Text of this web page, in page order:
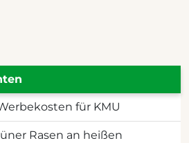
für KMU
Rasen an heißen